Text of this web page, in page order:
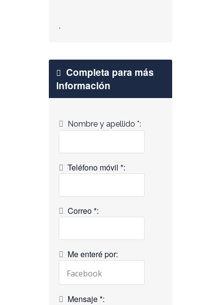
.
Completa para más
información
Nombre y apellido *:
Teléfono móvil *:
Correo *:
Me enteré por:
Mensaje *: